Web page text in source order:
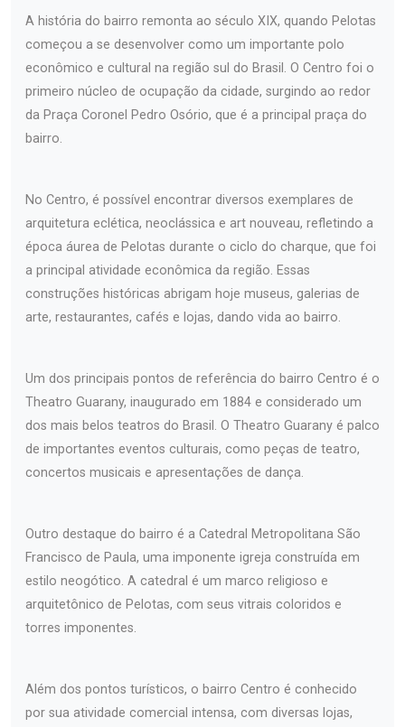
A história do bairro remonta ao século XIX, quando Pelotas
começou a se desenvolver como um importante polo
econômico e cultural na região sul do Brasil. O Centro foi o
primeiro núcleo de ocupação da cidade, surgindo ao redor
da Praça Coronel Pedro Osório, que é a principal praça do
bairro.
No Centro, é possível encontrar diversos exemplares de
arquitetura eclética, neoclássica e art nouveau, refletindo a
época áurea de Pelotas durante o ciclo do charque, que foi
a principal atividade econômica da região. Essas
construções históricas abrigam hoje museus, galerias de
arte, restaurantes, cafés e lojas, dando vida ao bairro.
Um dos principais pontos de referência do bairro Centro é o
Theatro Guarany, inaugurado em 1884 e considerado um
dos mais belos teatros do Brasil. O Theatro Guarany é palco
de importantes eventos culturais, como peças de teatro,
concertos musicais e apresentações de dança.
Outro destaque do bairro é a Catedral Metropolitana São
Francisco de Paula, uma imponente igreja construída em
estilo neogótico. A catedral é um marco religioso e
arquitetônico de Pelotas, com seus vitrais coloridos e
torres imponentes.
Além dos pontos turísticos, o bairro Centro é conhecido
por sua atividade comercial intensa, com diversas lojas,